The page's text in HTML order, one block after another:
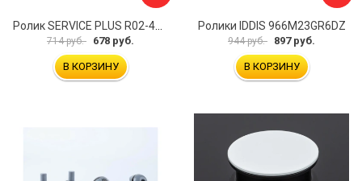
Ролик SERVICE PLUS R02-401BRZ/SUS304
714 руб. 678 руб.
В КОРЗИНУ
Ролики IDDIS 966M23GR6DZ
944 руб. 897 руб.
В КОРЗИНУ